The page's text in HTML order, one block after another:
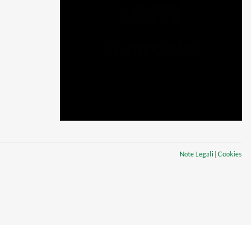
Note Legali | Cookies